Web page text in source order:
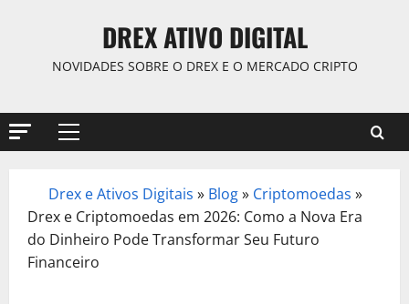
DREX ATIVO DIGITAL
NOVIDADES SOBRE O DREX E O MERCADO CRIPTO
Primary
Drex e Ativos Digitais » Blog» Criptomoedas »
Drex e Criptomoedas em 2026: Como a Nova Era
do Dinheiro Pode Transformar Seu Futuro
Financeiro